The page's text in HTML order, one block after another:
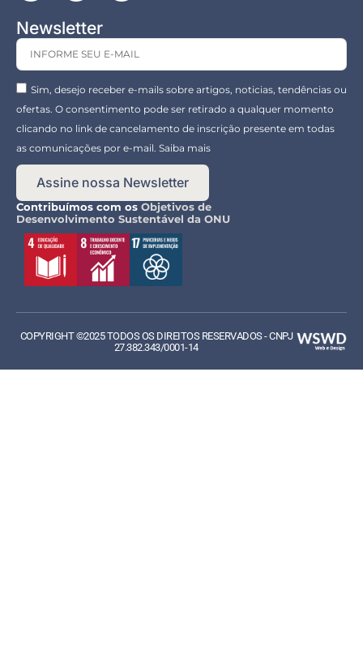
Newsletter
Sim, desejo receber e-mails sobre artigos, noticias, tendências ou
ofertas. O consentimento pode ser retirado a qualquer momento
clicando no link de cancelamento de inscrição presente em todas
as comunicações por e-mail. Saiba mais
Assine nossa Newsletter
Contribuímos com os Objetivos de
Desenvolvimento Sustentável da ONU
COPYRIGHT ©2025 TODOS OS DIREITOS RESERVADOS - CNPJ
27.382.343/0001-14